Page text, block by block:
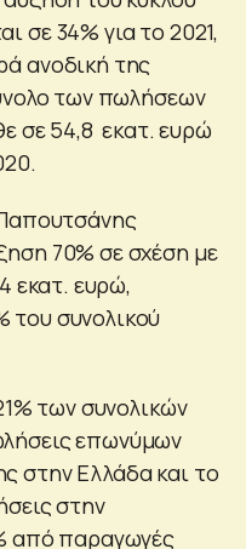
σε 34% για το 2021,
ανοδική της
των πωλήσεων
σε 54,8 εκατ. ευρώ
70% σε σχέση με
εκατ. ευρώ,
του συνολικού
των συνολικών
επωνύμων
στην Ελλάδα και το
στην
από παραγωγές